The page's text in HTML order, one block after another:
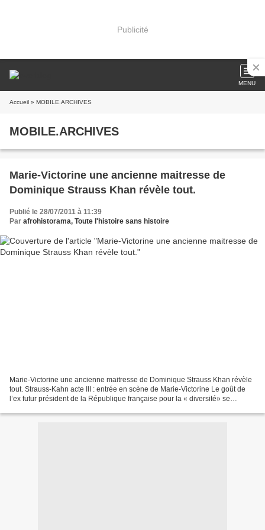
Publicité
MENU
Accueil » MOBILE.ARCHIVES
MOBILE.ARCHIVES
Marie-Victorine une ancienne maitresse de
Dominique Strauss Khan révèle tout.
Publié le 28/07/2011 à 11:39
Par afrohistorama, Toute l'histoire sans histoire
Marie-Victorine une ancienne maitresse de Dominique Strauss Khan révèle
tout. Strauss-Kahn acte III : entrée en scène de Marie-Victorine Le goût de
l’ex futur président de la République française pour la « diversité» se